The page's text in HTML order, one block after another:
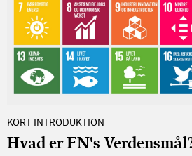
KORT INTRODUKTION
Hvad er FN's